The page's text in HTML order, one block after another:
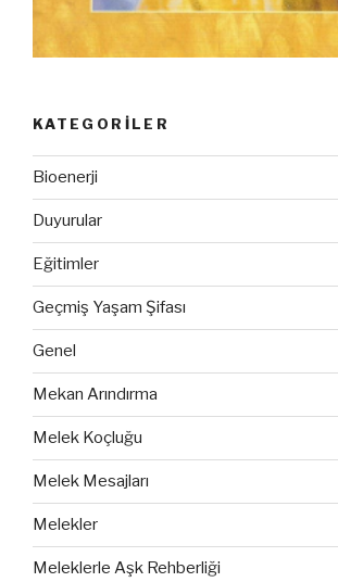
KATEGORILER
Bioenerji
Duyurular
Eğitimler
Geçmiş Yaşam Şifası
Genel
Mekan Arındırma
Melek Koçluğu
Melek Mesajları
Melekler
Meleklerle Aşk Rehberliği